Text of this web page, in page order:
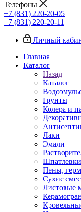
Телефоны
+7 (831) 220-20-05
+7 (831) 220-20-11
Личный
Главная
Каталог
Назад
Каталог
Грунты
Колера и
Лаки
Эмали
Пены,
Сухие
Листовые